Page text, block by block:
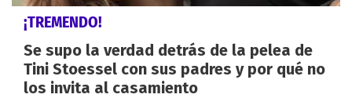
¡TREMENDO!
Se supo la verdad detrás de la pelea de
Tini Stoessel con sus padres y por qué no
los invita al casamiento